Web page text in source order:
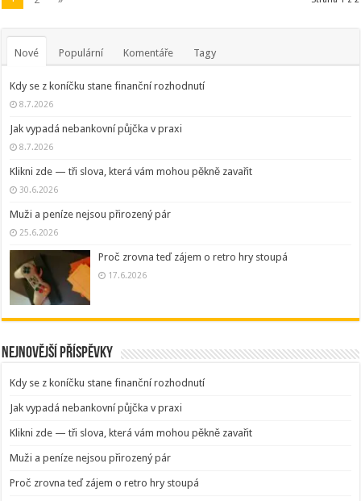
Nové Populární Komentáře Tagy
Kdy se z koníčku stane finanční rozhodnutí
8.7.2026
Jak vypadá nebankovní půjčka v praxi
8.7.2026
Klikni zde — tři slova, která vám mohou pěkně zavařit
30.6.2026
Muži a peníze nejsou přirozený pár
25.6.2026
Proč zrovna teď zájem o retro hry stoupá
17.6.2026
Nejnovější příspěvky
Kdy se z koníčku stane finanční rozhodnutí
Jak vypadá nebankovní půjčka v praxi
Klikni zde — tři slova, která vám mohou pěkně zavařit
Muži a peníze nejsou přirozený pár
Proč zrovna teď zájem o retro hry stoupá